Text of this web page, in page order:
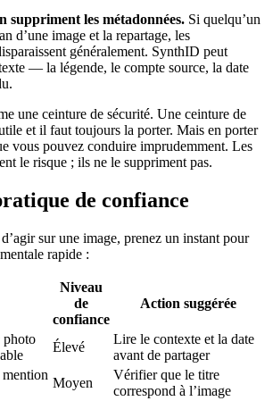
suppriment les métadonnées. Si quelqu’un
d’une image et la repartage, les
généralement. SynthID peut
— la légende, le compte source, la date
une ceinture de sécurité. Une ceinture de
et il faut toujours la porter. Mais en porter
vous pouvez conduire imprudemment. Les
le risque ; ils ne le suppriment pas.
de confiance
sur une image, prenez un instant pour
rapide :
Niveau
de
confiance
Action suggérée
photo
Élevé
Lire le contexte et la date
avant de partager
Moyen
Vérifier que le titre
correspond à l’image